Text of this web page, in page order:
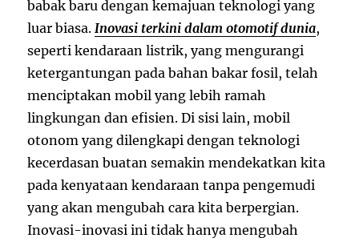
babak baru dengan kemajuan teknologi yang
luar biasa.Inovasi terkini dalam otomotif dunia,
seperti kendaraan listrik, yang mengurangi
ketergantungan pada bahan bakar fosil, telah
menciptakan mobil yang lebih ramah
lingkungan dan efisien. Di sisi lain, mobil
otonom yang dilengkapi dengan teknologi
kecerdasan buatan semakin mendekatkan kita
pada kenyataan kendaraan tanpa pengemudi
yang akan mengubah cara kita berpergian.
Inovasi-inovasi ini tidak hanya mengubah